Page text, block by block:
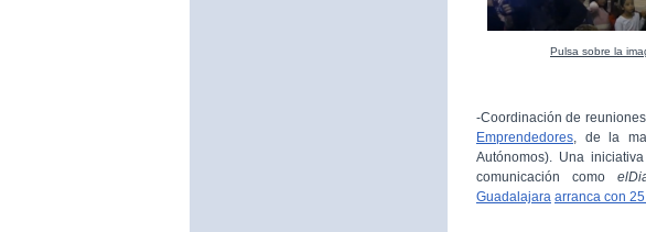
Pulsa sobre la
-Coordinación de
Emprendedores, de la
Autónomos). Una
comunicación como
Guadalajara arranca con